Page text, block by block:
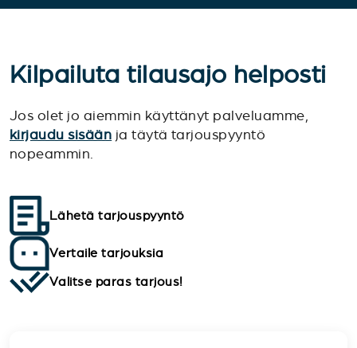
Kilpailuta tilausajo helposti
Jos olet jo aiemmin käyttänyt palveluamme,
kirjaudu sisään ja täytä tarjouspyyntö
nopeammin.
Lähetä tarjouspyyntö
Vertaile tarjouksia
Valitse paras tarjous!